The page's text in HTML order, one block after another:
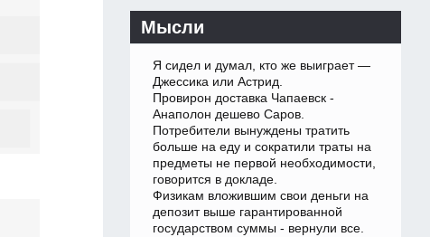
Мысли
Я сидел и думал, кто же выиграет —
Джессика или Астрид.
Провирон доставка Чапаевск -
Анаполон дешево Саров.
Потребители вынуждены тратить
больше на еду и сократили траты на
предметы не первой необходимости,
говорится в докладе.
Физикам вложившим свои деньги на
депозит выше гарантированной
государством суммы - вернули все.